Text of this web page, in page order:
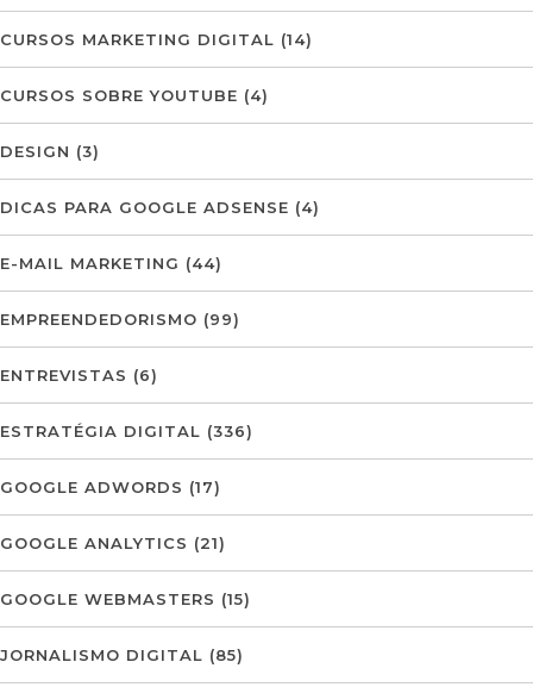
CURSOS MARKETING DIGITAL (14)
CURSOS SOBRE YOUTUBE (4)
DESIGN (3)
DICAS PARA GOOGLE ADSENSE (4)
E-MAIL MARKETING (44)
EMPREENDEDORISMO (99)
ENTREVISTAS (6)
ESTRATÉGIA DIGITAL (336)
GOOGLE ADWORDS (17)
GOOGLE ANALYTICS (21)
GOOGLE WEBMASTERS (15)
JORNALISMO DIGITAL (85)